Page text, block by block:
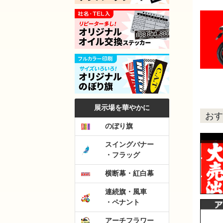
展示場を華やかに
のぼり旗
スイングバナー
・フラッグ
横断幕・紅白幕
連続旗・風車
・ペナント
アーチフラワー
お